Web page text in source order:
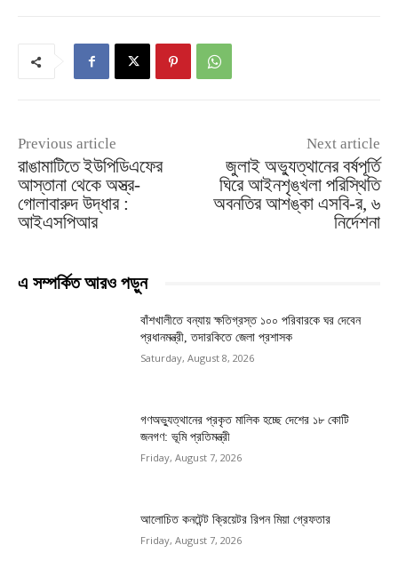
Previous article
রাঙামাটিতে ইউপিডিএফের
আস্তানা থেকে অস্ত্র-
গোলাবারুদ উদ্ধার :
আইএসপিআর
Next article
জুলাই অভ্যুত্থানের বর্ষপূর্তি
ঘিরে আইনশৃঙ্খলা পরিস্থিতি
অবনতির আশঙ্কা এসবি-র, ৬
নির্দেশনা
এ সম্পর্কিত আরও পড়ুন
বাঁশখালীতে বন্যায় ক্ষতিগ্রস্ত ১০০ পরিবারকে ঘর দেবেন
প্রধানমন্ত্রী, তদারকিতে জেলা প্রশাসক
Saturday, August 8, 2026
গণঅভ্যুত্থানের প্রকৃত মালিক হচ্ছে দেশের ১৮ কোটি
জনগণ: ভূমি প্রতিমন্ত্রী
Friday, August 7, 2026
আলোচিত কনটেন্ট ক্রিয়েটর রিপন মিয়া গ্রেফতার
Friday, August 7, 2026